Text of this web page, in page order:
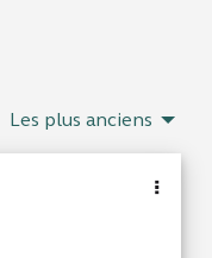
Les plus anciens